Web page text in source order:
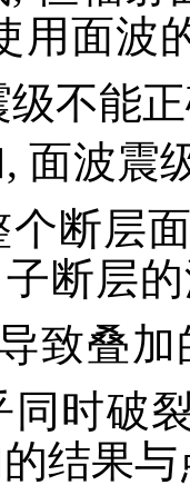
用面波
不能
面波震
个断层
断层
致叠
同时破
结果